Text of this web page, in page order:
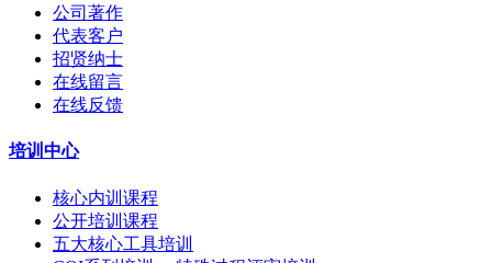
公司著作
代表客户
招贤纳士
在线留言
在线反馈
培训中心
核心内训课程
公开培训课程
五大核心工具培训